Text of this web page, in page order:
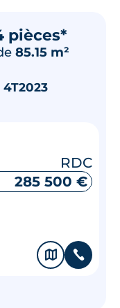
pièces*
85.15 m²
4T2023
RDC
285 500 €
🗞 📞